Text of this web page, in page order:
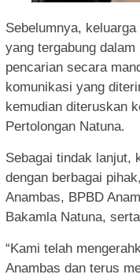
Sebelumnya,
yang tergabung
pencarian secara
komunikasi yang
kemudian diteruskan
Pertolongan Natuna.
Sebagai tindak lanjut,
dengan berbagai
Anambas, BPBD
Bakamla Natuna,
“Kami telah
Anambas dan terus